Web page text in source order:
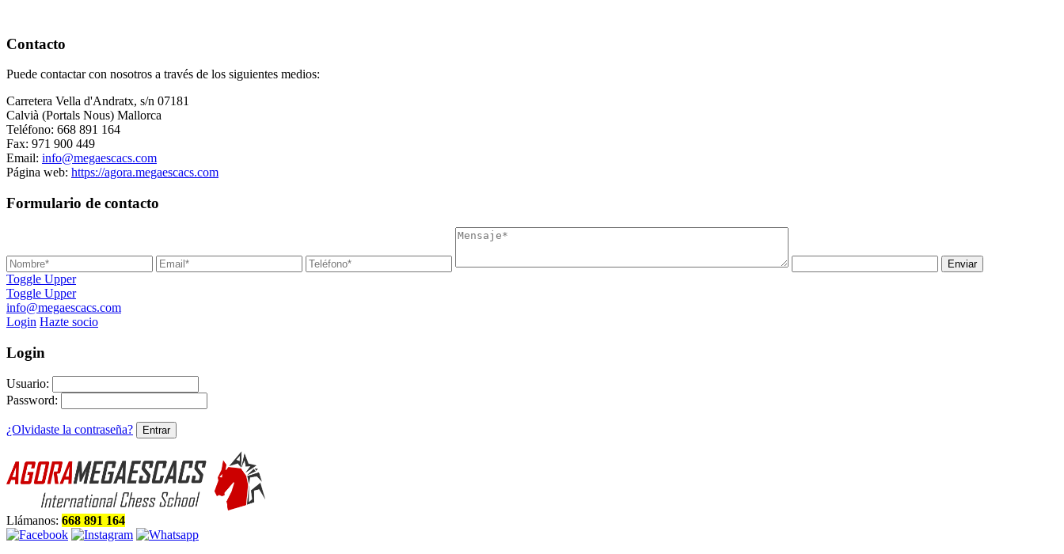
Contacto
Puede contactar con nosotros a través de los siguientes medios:
Carretera Vella d'Andratx, s/n 07181
Calvià (Portals Nous) Mallorca
Teléfono: 668 891 164
Fax: 971 900 449
Email: info@megaescacs.com
Página web: https://agora.megaescacs.com
Formulario de contacto
Toggle Upper
Toggle Upper
info@megaescacs.com
Login Hazte socio
Login
Usuario:
Password:
¿Olvidaste la contraseña?
Llámanos: 668 891 164